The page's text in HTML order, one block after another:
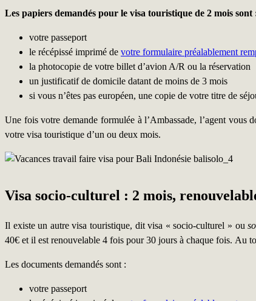
Les papiers demandés pour le visa touristique de 2 mois sont
votre passeport
le récépissé imprimé de votre formulaire préalablement
la photocopie de votre billet d’avion A/R ou la réservation
un justificatif de domicile datant de moins de 3 mois
si vous n’êtes pas européen, une copie de votre titre de
Une fois votre demande formulée à l’Ambassade, l’agent vous
votre visa touristique d’un ou deux mois.
Visa socio-culturel : 2 mois,
Il existe un autre visa touristique, dit visa « socio-culturel » ou
40€ et il est renouvelable 4 fois pour 30 jours à chaque fois. Au
Les documents demandés sont :
votre passeport